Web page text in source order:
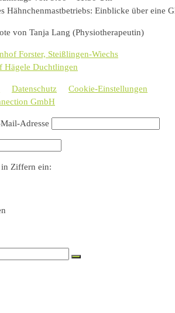
Hähnchenmastbetriebs: Einblicke über eine
von Tanja Lang (Physiotherapeutin)
Forster, Steißlingen-Wiechs
Hägele Duchtlingen
Datenschutz
Cookie-Einstellungen
GmbH
Adresse
Ziffern ein: